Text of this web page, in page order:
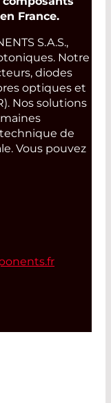
France.
S.A.S.,
Notre
diodes
optiques et
Nos solutions
de
Vous pouvez